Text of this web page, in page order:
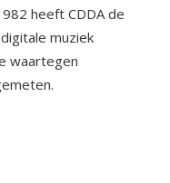
heeft CDDA de
muziek
waartegen